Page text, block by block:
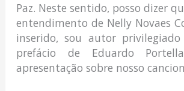
Paz. Neste sentido, posso dizer
entendimento de Nelly Novaes
inserido, sou autor
prefácio de Eduardo
apresentação sobre nosso